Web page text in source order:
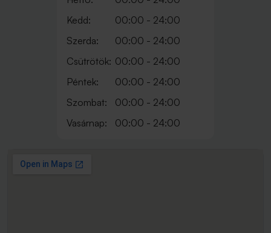
Kedd:
00:00 - 24:00
Szerda:
00:00 - 24:00
Csütrötök: 00:00 - 24:00
Péntek:
00:00 - 24:00
Szombat:
00:00 - 24:00
Vasárnap:
00:00 - 24:00